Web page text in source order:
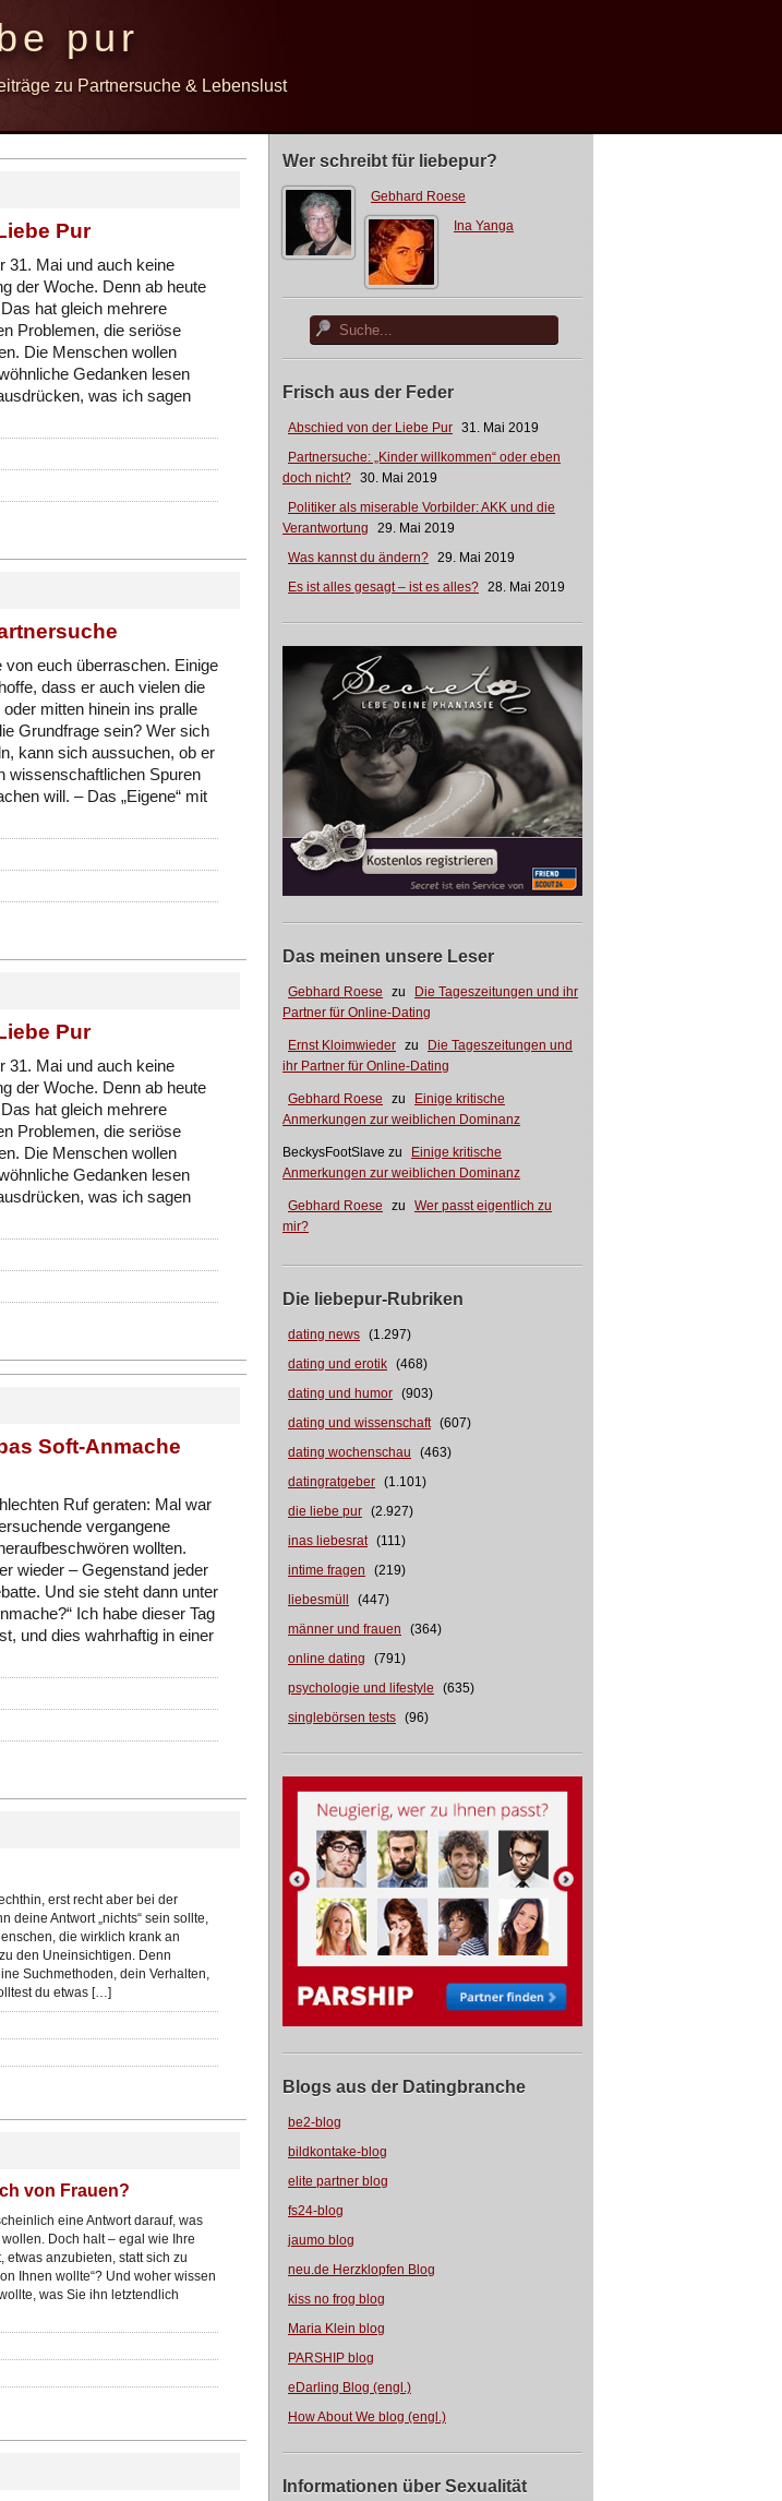
pur
zu Partnersuche & Lebenslust
Wer schreibt für liebepur?
Gebhard Roese
Ina Yanga
Frisch aus der Feder
Abschied von der Liebe Pur 31. Mai 2019
Partnersuche: „Kinder willkommen“ oder eben
doch nicht? 30. Mai 2019
Politiker als miserable Vorbilder: AKK und die
Verantwortung
29. Mai 2019
Was kannst du ändern? 29. Mai 2019
Es ist alles gesagt – ist es alles? 28. Mai 2019
Das meinen unsere Leser
Gebhard Roese zu
Die Tageszeitungen und ihr
Partner für Online-Dating
Ernst Kloimwieder zu
Die Tageszeitungen und
ihr Partner für Online-Dating
Gebhard Roese zu
Einige kritische
Anmerkungen zur weiblichen Dominanz
BeckysFootSlave zu
Einige kritische
Anmerkungen zur weiblichen Dominanz
Gebhard Roese zu
Wer passt eigentlich zu
mir?
Die liebepur-Rubriken
dating news (1.297)
dating und erotik (468)
dating und humor (903)
dating und wissenschaft (607)
dating wochenschau
(463)
datingratgeber (1.101)
die liebe pur (2.927)
inas liebesrat (111)
intime fragen
(219)
liebesmüll
(447)
männer und frauen
(364)
online dating
(791)
psychologie und lifestyle
(635)
singlebörsen tests (96)
Blogs aus der Datingbranche
be2-blog
bildkontake-blog
elite partner blog
fs24-blog
jaumo blog
neu.de Herzklopfen Blog
kiss no frog blog
Maria Klein blog
PARSHIP blog
eDarling Blog (engl.)
How About We blog (engl.)
Informationen über Sexualität
Pur
31. Mai und auch keine
der Woche. Denn ab heute
hat gleich mehrere
Problemen, die seriöse
Die Menschen wollen
Gedanken lesen
was ich sagen
von euch überraschen. Einige
dass er auch vielen die
mitten hinein ins pralle
Grundfrage sein? Wer sich
kann sich aussuchen, ob er
wissenschaftlichen Spuren
will. – Das „Eigene“ mit
Pur
31. Mai und auch keine
der Woche. Denn ab heute
hat gleich mehrere
Problemen, die seriöse
Die Menschen wollen
Gedanken lesen
was ich sagen
Soft-Anmache
Ruf geraten: Mal war
vergangene
wollten.
wieder – Gegenstand jeder
Und sie steht dann unter
Ich habe dieser Tag
und dies wahrhaftig in einer
erst recht aber bei der
deine Antwort „nichts“ sein sollte,
die wirklich krank an
den Uneinsichtigen. Denn
Suchmethoden, dein Verhalten,
du etwas […]
von Frauen?
eine Antwort darauf, was
Doch halt – egal wie Ihre
anzubieten, statt sich zu
Ihnen wollte“? Und woher wissen
was Sie ihn letztendlich